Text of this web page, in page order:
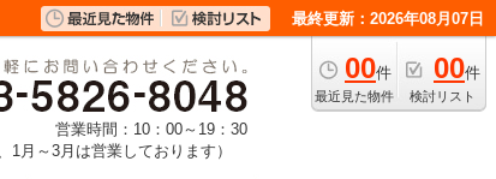
最終更新：2026年08月07日
00件
最近見た物件
00件
検討リスト
営業時間：10：00～19：30
1月～3月は営業しております）